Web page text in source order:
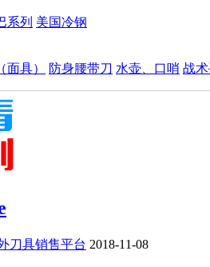
系列 美国冷钢
面具） 防身腰带刀 水壶、口哨 战
刀具销售平台 2018-11-08